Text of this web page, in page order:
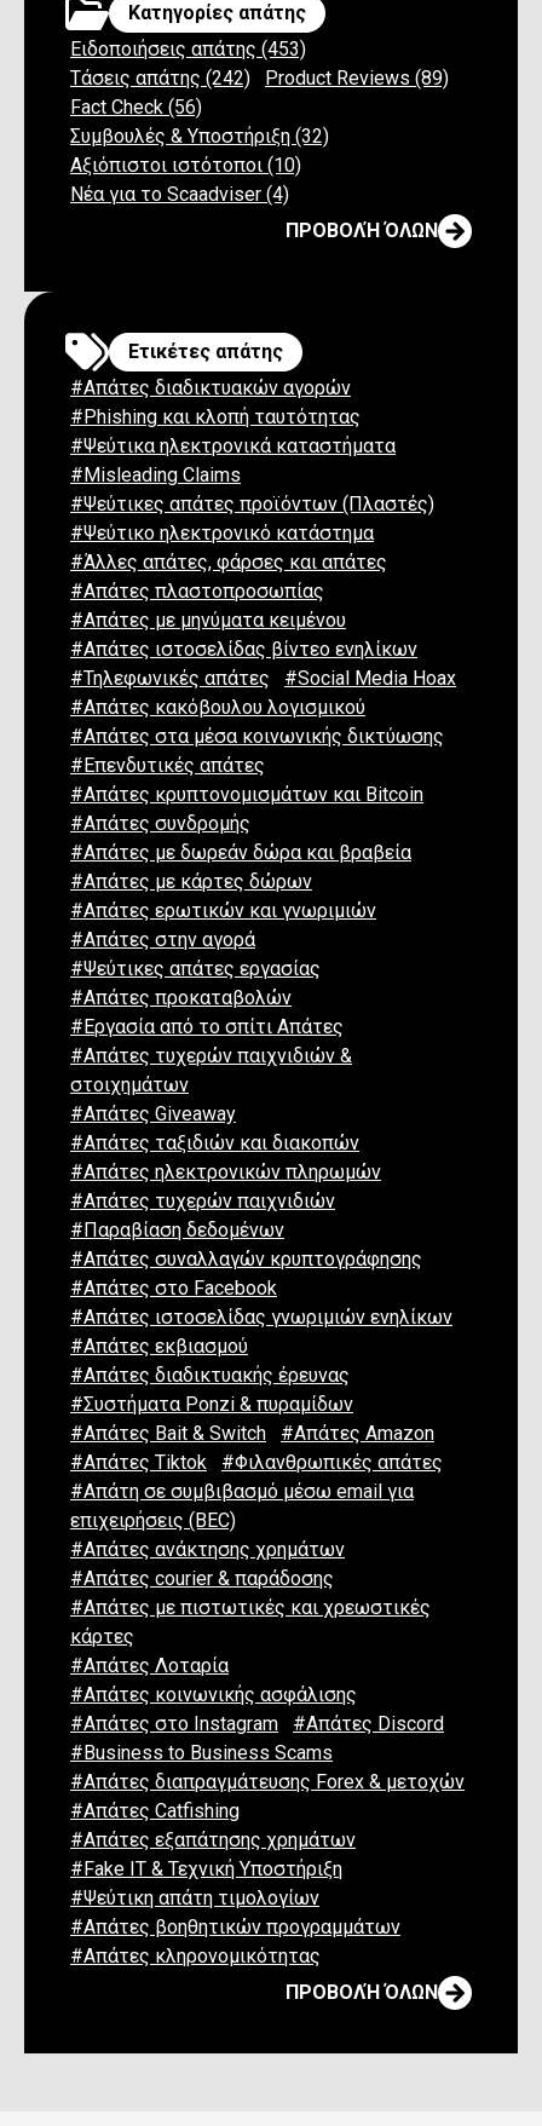
Κατηγορίες απάτης
Ειδοποιήσεις απάτης (453)
Τάσεις απάτης (242)
Product Reviews (89)
Fact Check (56)
Συμβουλές & Υποστήριξη (32)
Αξιόπιστοι ιστότοποι (10)
Νέα για το Scaadviser (4)
ΠΡΟΒΟΛΉ ΌΛΩΝ
Ετικέτες απάτης
#Απάτες διαδικτυακών αγορών
#Phishing και κλοπή ταυτότητας
#Ψεύτικα ηλεκτρονικά καταστήματα
#Misleading Claims
#Ψεύτικες απάτες προϊόντων (Πλαστές)
#Ψεύτικο ηλεκτρονικό κατάστημα
#Άλλες απάτες, φάρσες και απάτες
#Απάτες πλαστοπροσωπίας
#Απάτες με μηνύματα κειμένου
#Απάτες ιστοσελίδας βίντεο ενηλίκων
#Τηλεφωνικές απάτες
#Social Media Hoax
#Απάτες κακόβουλου λογισμικού
#Απάτες στα μέσα κοινωνικής δικτύωσης
#Επενδυτικές απάτες
#Απάτες κρυπτονομισμάτων και Bitcoin
#Απάτες συνδρομής
#Απάτες με δωρεάν δώρα και βραβεία
#Απάτες με κάρτες δώρων
#Απάτες ερωτικών και γνωριμιών
#Απάτες στην αγορά
#Ψεύτικες απάτες εργασίας
#Απάτες προκαταβολών
#Εργασία από το σπίτι Απάτες
#Απάτες τυχερών παιχνιδιών &
στοιχημάτων
#Απάτες Giveaway
#Απάτες ταξιδιών και διακοπών
#Απάτες ηλεκτρονικών πληρωμών
#Απάτες τυχερών παιχνιδιών
#Παραβίαση δεδομένων
#Απάτες συναλλαγών κρυπτογράφησης
#Απάτες στο Facebook
#Απάτες ιστοσελίδας γνωριμιών ενηλίκων
#Απάτες εκβιασμού
#Απάτες διαδικτυακής έρευνας
#Συστήματα Ponzi & πυραμίδων
#Απάτες Bait & Switch
#Απάτες Amazon
#Απάτες Tiktok
#Φιλανθρωπικές απάτες
#Απάτη σε συμβιβασμό μέσω email για
επιχειρήσεις (BEC)
#Απάτες ανάκτησης χρημάτων
#Απάτες courier & παράδοσης
#Απάτες με πιστωτικές και χρεωστικές
κάρτες
#Απάτες Λοταρία
#Απάτες κοινωνικής ασφάλισης
#Απάτες στο Instagram
#Απάτες Discord
#Business to Business Scams
#Απάτες διαπραγμάτευσης Forex & μετοχών
#Απάτες Catfishing
#Απάτες εξαπάτησης χρημάτων
#Fake IT & Τεχνική Υποστήριξη
#Ψεύτικη απάτη τιμολογίων
#Απάτες βοηθητικών προγραμμάτων
#Απάτες κληρονομικότητας
ΠΡΟΒΟΛΉ ΌΛΩΝ